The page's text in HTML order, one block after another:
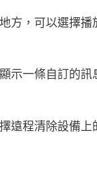
方，可以選擇
示一條自訂的
遠程清除設備